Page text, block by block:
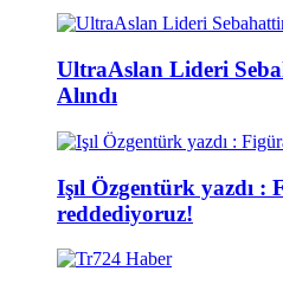
UltraAslan Lideri
Alındı
Işıl Özgentürk yazdı :
reddediyoruz!